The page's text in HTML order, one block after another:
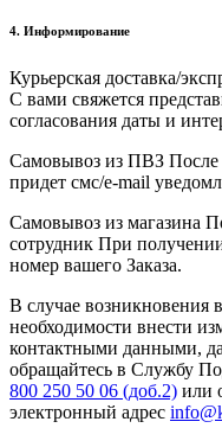
4. Информирование
Курьерская доставка/
С вами свяжется
согласования даты и
Самовывоз из ПВЗ После
придет смс/e-mail
Самовывоз из магазина
сотрудник При
номер вашего Заказа.
В случае возникновения
необходимости внести
контактными данными,
обращайтесь в Службу
800 250 50 06 (доб.2) или
электронный адрес